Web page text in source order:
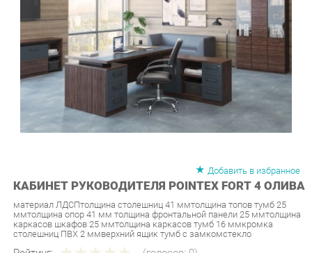
КАБИНЕТ РУКОВОДИТЕЛЯ POINTEX FORT 4 ОЛИВА
материал ЛДСПтолщина столешниц 41 ммтолщина топов тумб 25
ммтолщина опор 41 мм толщина фронтальной панели 25 ммтолщина
каркасов шкафов 25 ммтолщина каркасов тумб 16 ммкромка
столешниц ПВХ 2 ммверхний ящик тумб с замкомстекло
Рейтинг: (голосов:0)